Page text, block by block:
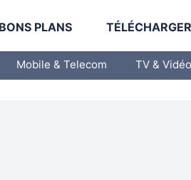
BONS PLANS
Mobile & Telecom TV & Vidéo